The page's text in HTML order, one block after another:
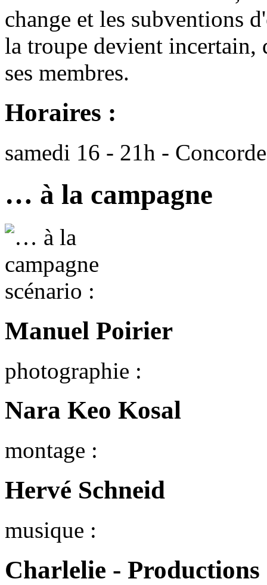
change et les subventions
la troupe devient incertain,
ses membres.
Horaires :
samedi 16 - 21h -
… à la campagne
scénario :
Manuel Poirier
photographie :
Nara Keo Kosal
montage :
Hervé Schneid
musique :
Charlelie -